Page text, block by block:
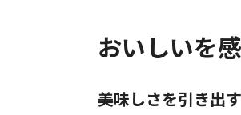
おいしいを
美味しさを引き出